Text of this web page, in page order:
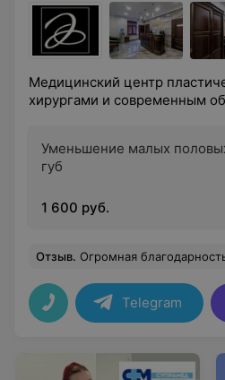
Медицинский центр
хирургами и современным
Уменьшение малых
губ
1 600 руб.
Отзыв. Огромная благодарность Вильчевскому Алексею Владимировичу за
Telegram